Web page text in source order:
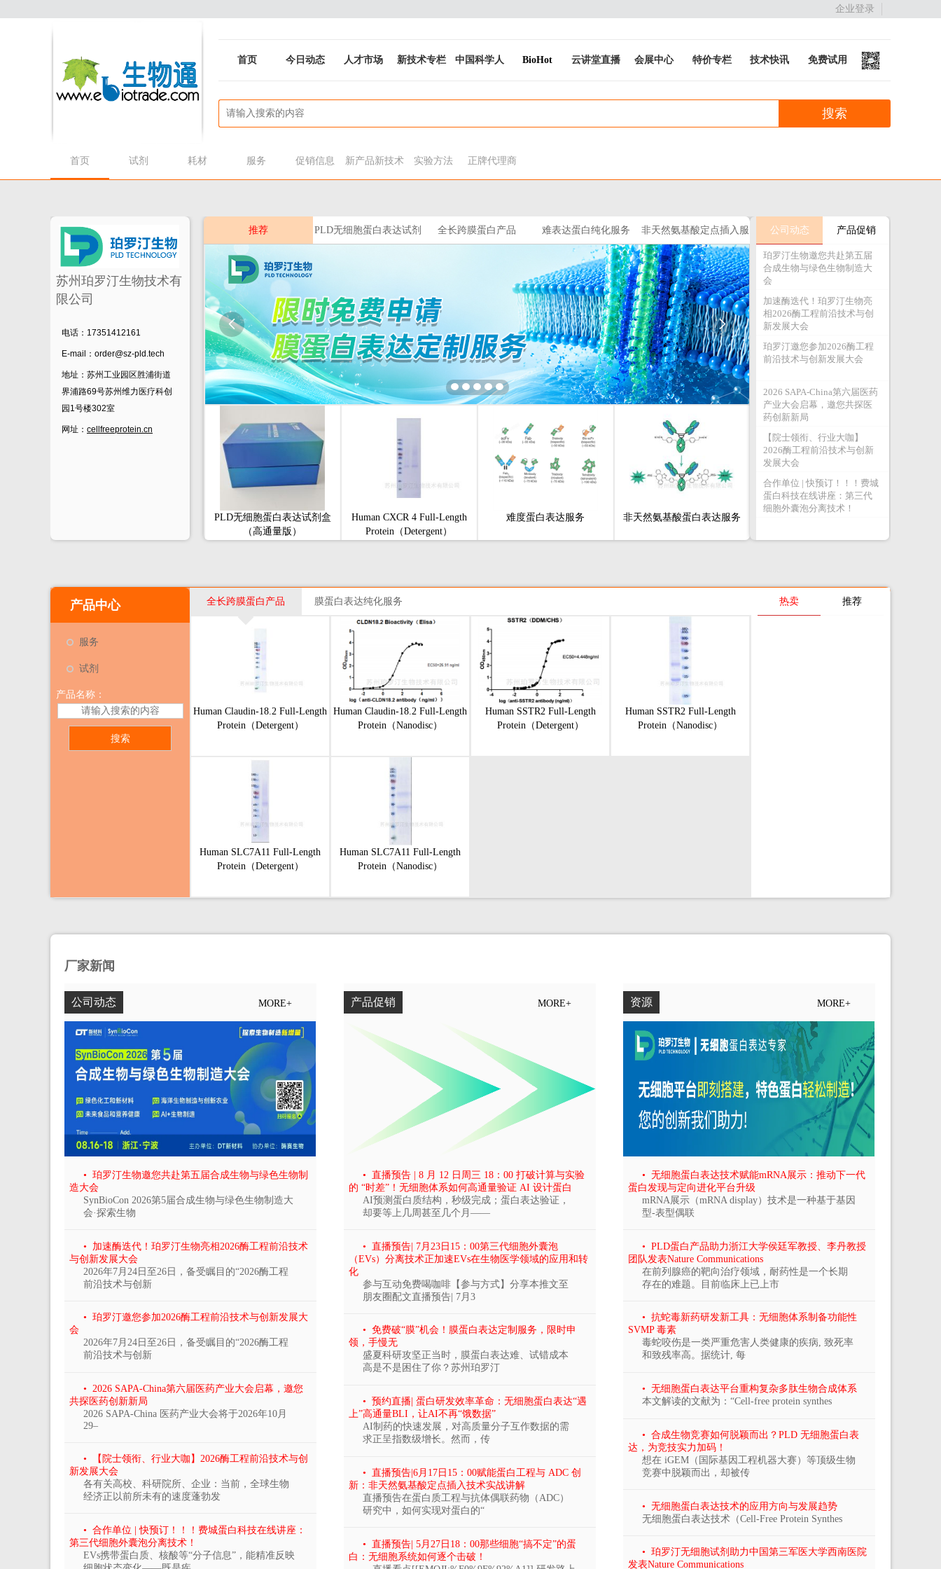
企业登录
首页 今日动态 人才市场 新技术专栏 中国科学人 BioHot 云讲堂直播 会展中心 特价专栏 技术快讯 免费试用
首页 试剂 耗材 服务 促销信息 新产品新技术 实验方法 正牌代理商
苏州珀罗汀生物技术有
限公司
电话：17351412161
E-mail：order@sz-pld.tech
地址：苏州工业园区胜浦街道
界浦路69号苏州维力医疗科创
园1号楼302室
网址： cellfreeprotein.cn
推荐 PLD无细胞蛋白表达试剂 全长跨膜蛋白产品 难表达蛋白纯化服务 非天然氨基酸定点插入服
务
 
PLD无细胞蛋白表达试剂盒
（高通量版）
Human CXCR 4 Full-Length
Protein（Detergent）
难度蛋白表达服务 非天然氨基酸蛋白表达服务
公司动态 产品促销
珀罗汀生物邀您共赴第五届
合成生物与绿色生物制造大
会
加速酶迭代！珀罗汀生物亮
相2026酶工程前沿技术与创
新发展大会
珀罗汀邀您参加2026酶工程
前沿技术与创新发展大会
2026 SAPA-China第六届医药
产业大会启幕，邀您共探医
药创新新局
【院士领衔、行业大咖】
2026酶工程前沿技术与创新
发展大会
合作单位 | 快预订！！！费城
蛋白科技在线讲座：第三代
细胞外囊泡分离技术！
产品中心
服务
试剂
产品名称：
全长跨膜蛋白产品 膜蛋白表达纯化服务
Human Claudin-18.2 Full-Length
Protein（Detergent）
Human Claudin-18.2 Full-Length
Protein（Nanodisc）
Human SSTR2 Full-Length
Protein（Detergent）
Human SSTR2 Full-Length
Protein（Nanodisc）
Human SLC7A11 Full-Length
Protein（Detergent）
Human SLC7A11 Full-Length
Protein（Nanodisc）
热卖 推荐
厂家新闻
公司动态 MORE+
• 珀罗汀生物邀您共赴第五届合成生物与绿色生物制
造大会
SynBioCon 2026第5届合成生物与绿色生物制造大
会·探索生物
• 加速酶迭代！珀罗汀生物亮相2026酶工程前沿技术
与创新发展大会
2026年7月24日至26日，备受瞩目的“2026酶工程
前沿技术与创新
• 珀罗汀邀您参加2026酶工程前沿技术与创新发展大
会
2026年7月24日至26日，备受瞩目的“2026酶工程
前沿技术与创新
• 2026 SAPA-China第六届医药产业大会启幕，邀您
共探医药创新新局
2026 SAPA-China 医药产业大会将于2026年10月
29–
• 【院士领衔、行业大咖】2026酶工程前沿技术与创
新发展大会
各有关高校、科研院所、企业：当前，全球生物
经济正以前所未有的速度蓬勃发
• 合作单位 | 快预订！！！费城蛋白科技在线讲座：
第三代细胞外囊泡分离技术！
EVs携带蛋白质、核酸等“分子信息”，能精准反映
产品促销 MORE+
• 直播预告 | 8 月 12 日周三 18：00 打破计算与实验
的 “时差”！无细胞体系如何高通量验证 AI 设计蛋白
AI预测蛋白质结构，秒级完成；蛋白表达验证，
却要等上几周甚至几个月——
• 直播预告| 7月23日15：00第三代细胞外囊泡
（EVs）分离技术正加速EVs在生物医学领域的应用和转
化
参与互动免费喝咖啡【参与方式】分享本推文至
朋友圈配文直播预告| 7月3
• 免费破“膜”机会！膜蛋白表达定制服务，限时申
领，手慢无
盛夏科研攻坚正当时，膜蛋白表达难、试错成本
高是不是困住了你？苏州珀罗汀
• 预约直播| 蛋白研发效率革命：无细胞蛋白表达“遇
上”高通量BLI，让AI不再“饿数据”
AI制药的快速发展，对高质量分子互作数据的需
求正呈指数级增长。然而，传
• 直播预告|6月17日15：00赋能蛋白工程与 ADC 创
新：非天然氨基酸定点插入技术实战讲解
直播预告在蛋白质工程与抗体偶联药物（ADC）
研究中，如何实现对蛋白的“
• 直播预告| 5月27日18：00那些细胞“搞不定”的蛋
白：无细胞系统如何逐个击破！
资源 MORE+
• 无细胞蛋白表达技术赋能mRNA展示：推动下一代
蛋白发现与定向进化平台升级
mRNA展示（mRNA display）技术是一种基于基因
型-表型偶联
• PLD蛋白产品助力浙江大学侯廷军教授、李丹教授
团队发表Nature Communications
在前列腺癌的靶向治疗领域，耐药性是一个长期
存在的难题。目前临床上已上市
• 抗蛇毒新药研发新工具：无细胞体系制备功能性
SVMP 毒素
毒蛇咬伤是一类严重危害人类健康的疾病, 致死率
和致残率高。据统计, 每
• 无细胞蛋白表达平台重构复杂多肽生物合成体系
本文解读的文献为：“Cell-free protein synthes
• 合成生物竞赛如何脱颖而出？PLD 无细胞蛋白表
达，为竞技实力加码！
想在 iGEM（国际基因工程机器大赛）等顶级生物
竞赛中脱颖而出，却被传
• 无细胞蛋白表达技术的应用方向与发展趋势
无细胞蛋白表达技术（Cell-Free Protein Synthes
• 珀罗汀无细胞试剂助力中国第三军医大学西南医院
发表Nature Communications